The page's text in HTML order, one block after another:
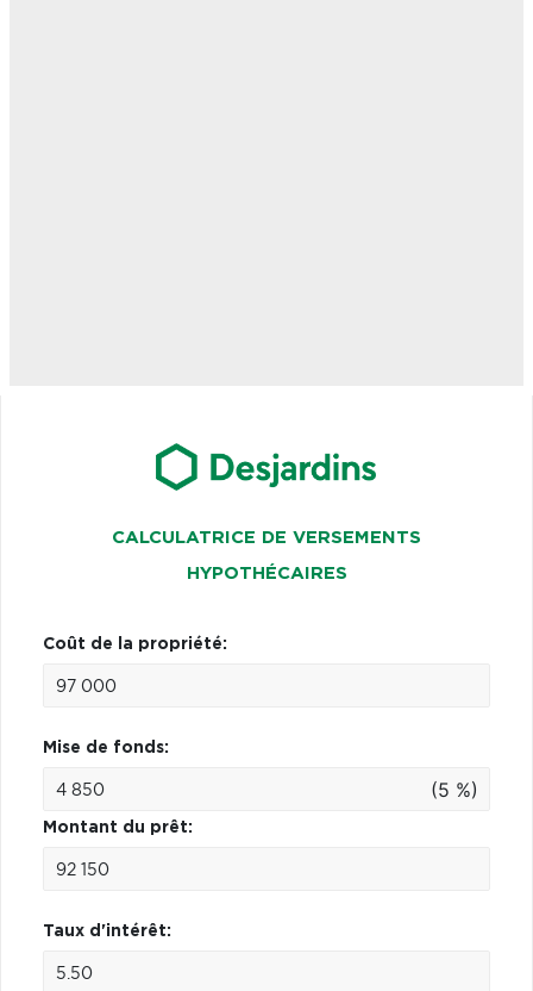
CALCULATRICE DE VERSEMENTS
HYPOTHÉCAIRES
Coût de la propriété:
Mise de fonds:
(5 %)
Montant du prêt:
Taux d'intérêt: